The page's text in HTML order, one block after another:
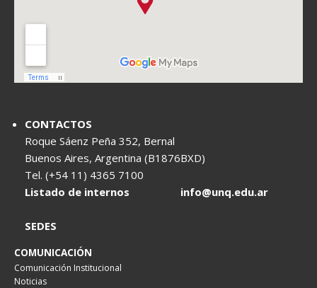
CONTACTOS
Roque Sáenz Peña 352, Bernal
Buenos Aires, Argentina (B1876BXD)
Tel. (+54 11) 4365 7100
Listado de internos
info@unq.edu.ar
SEDES
COMUNICACIÓN
Comunicación Institucional
Noticias